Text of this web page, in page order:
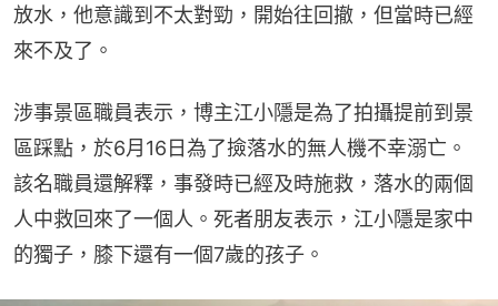
放水，他意識到不太對勁，開始往回撤，但當時已經
來不及了。
涉事景區職員表示，博主江小隱是為了拍攝提前到景
區踩點，於6月16日為了撿落水的無人機不幸溺亡。
該名職員還解釋，事發時已經及時施救，落水的兩個
人中救回來了一個人。死者朋友表示，江小隱是家中
的獨子，膝下還有一個7歲的孩子。